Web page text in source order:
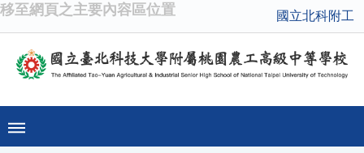
移至網頁之主要內容區位置 國立北科附工